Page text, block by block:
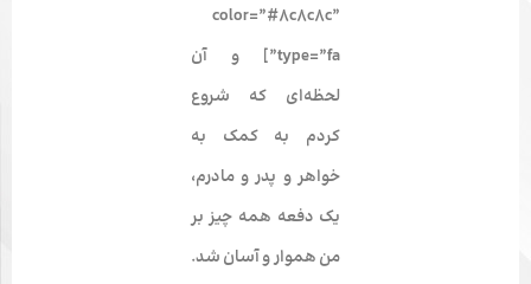
color=”#8c8c8c”
type=”fa”] و آن
لحظه‌­ای که شروع
کردم به کمک به
خواهر و پدر و مادرم،
یک دفعه همه چیز بر
من هموار و آسان شد.